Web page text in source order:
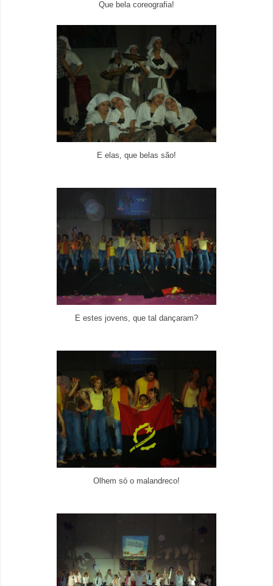
Que bela coreografia!
E elas, que belas são!
E estes jovens, que tal dançaram?
Olhem só o malandreco!